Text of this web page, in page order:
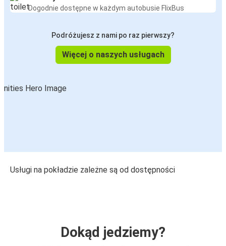
Dogodnie dostępne w każdym autobusie FlixBus
Podróżujesz z nami po raz pierwszy?
Więcej o naszych usługach
Usługi na pokładzie zależne są od dostępności
Dokąd jedziemy?